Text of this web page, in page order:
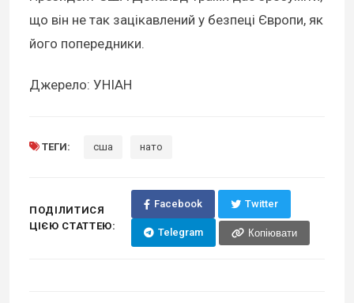
що він не так зацікавлений у безпеці Європи, як
його попередники.
Джерело: УНІАН
ТЕГИ: сша нато
ПОДІЛИТИСЯ
ЦІЄЮ СТАТТЕЮ:
Facebook Twitter
Telegram Копіювати